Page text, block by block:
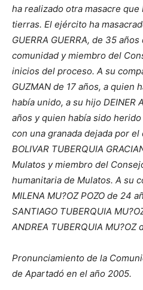
ha realizado otra masacre
tierras. El ejército ha
GUERRA GUERRA, de 35
comunidad y miembro del
inicios del proceso. A su
GUZMAN de 17 años, a quien
había unido, a su hijo DEINER
años y quien había sido
con una granada dejada por el
BOLIVAR TUBERQUIA
Mulatos y miembro del
humanitaria de Mulatos. A su
MILENA MU?OZ POZO de 24
SANTIAGO TUBERQUIA
ANDREA TUBERQUIA MU?OZ
Pronunciamiento de la
de Apartadó en el año 2005.